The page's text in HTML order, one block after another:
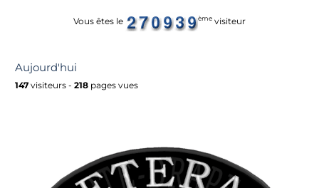
Vous êtes le ème visiteur
Aujourd'hui
147 visiteurs - 218 pages vues